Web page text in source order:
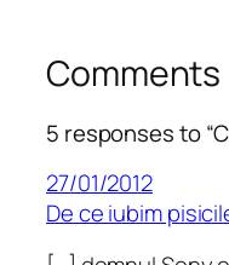
Comments
5 responses to
27/01/2012
De ce iubim